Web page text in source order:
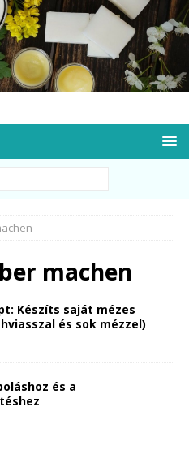
machen
Készíts saját mézes
és sok mézzel)
és a